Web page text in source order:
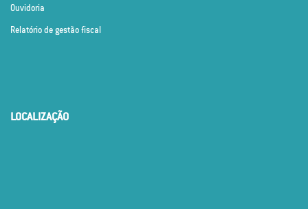
Ouvidoria
Relatório de gestão fiscal
LOCALIZAÇÃO